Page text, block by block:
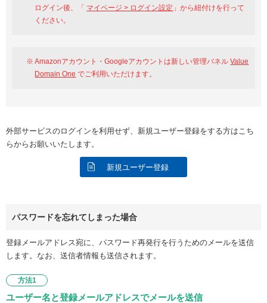
ログイン後、「 マイページ > ログイン設定 」から紐付けを行って
ください。
Amazonアカウント・Googleアカウントは新しい管理パネルValue
Domain One でご利用いただけます。
外部サービスのログインを利用せず、新規ユーザー登録をする方はこち
らからお願いいたします。
新規ユーザー登録
パスワードを忘れてしまった場合
登録メールアドレス宛に、パスワード再発行を行うためのメールを送信
します。なお、送信者情報も送信されます。
方法1
ユーザー名と登録メールアドレスでメールを送信